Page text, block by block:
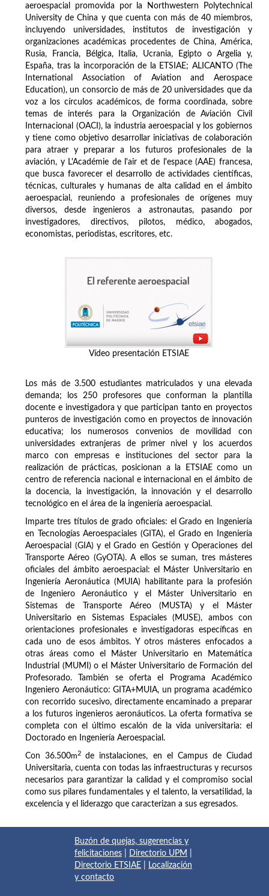
aeroespacial promovida por la Northwestern Polytechnical
University de China y que cuenta con más de 40 miembros,
incluyendo universidades, institutos de investigación y
organizaciones académicas procedentes de China, América,
Rusia, Francia, Bélgica, Italia, Ucrania, Egipto o Argelia y,
España, tras la incorporación de la ETSIAE; ALICANTO (The
International Association of Aviation and Aerospace
Education), un consorcio de más de 20 universidades que da
voz a los círculos académicos, de forma coordinada, sobre
temas de interés para la Organización de Aviación Civil
Internacional (OACI), la industria aeroespacial y los gobiernos
y tiene como objetivo desarrollar iniciativas de colaboración
para atraer y preparar a los futuros profesionales de la
aviación, y L'Académie de l'air et de l'espace (AAE) francesa,
que busca favorecer el desarrollo de actividades científicas,
técnicas, culturales y humanas de alta calidad en el ámbito
aeroespacial, reuniendo a profesionales de orígenes muy
diversos, desde ingenieros a astronautas, pasando por
investigadores, directivos, pilotos, médico, abogados,
economistas, periodistas, escritores, etc.
Vídeo presentación ETSIAE
Los más de 3.500 estudiantes matriculados y una elevada
demanda; los 250 profesores que conforman la plantilla
docente e investigadora y que participan tanto en proyectos
punteros de investigación como en proyectos de innovación
educativa; los numerosos convenios de movilidad con
universidades extranjeras de primer nivel y los acuerdos
marco con empresas e instituciones del sector para la
realización de prácticas, posicionan a la ETSIAE como un
centro de referencia nacional e internacional en el ámbito de
la docencia, la investigación, la innovación y el desarrollo
tecnológico en el área de la ingeniería aeroespacial.
Imparte tres títulos de grado oficiales: el Grado en Ingeniería
en Tecnologías Aeroespaciales (GITA), el Grado en Ingeniería
Aeroespacial (GIA) y el Grado en Gestión y Operaciones del
Transporte Aéreo (GyOTA). A ellos se suman, tres másteres
oficiales del ámbito aeroespacial: el Máster Universitario en
Ingeniería Aeronáutica (MUIA) habilitante para la profesión
de Ingeniero Aeronáutico y el Máster Universitario en
Sistemas de Transporte Aéreo (MUSTA) y el Máster
Universitario en Sistemas Espaciales (MUSE), ambos con
orientaciones profesionales e investigadoras específicas en
cada uno de esos ámbitos. Y otros másteres enfocados a
otras áreas como el Máster Universitario en Matemática
Industrial (MUMI) o el Máster Universitario de Formación del
Profesorado. También se oferta el Programa Académico
Ingeniero Aeronáutico: GITA+MUIA, un programa académico
con recorrido sucesivo, directamente encaminado a preparar
a los futuros ingenieros aeronáuticos. La oferta formativa se
completa con el último escalón de la vida universitaria: el
Doctorado en Ingeniería Aeroespacial.
Con 36.500m2
de instalaciones, en el Campus de Ciudad
Universitaria, cuenta con todas las infraestructuras y recursos
necesarios para garantizar la calidad y el compromiso social
como sus pilares fundamentales y el talento, la versatilidad, la
excelencia y el liderazgo que caracterizan a sus egresados.
Buzón de quejas, sugerencias y
felicitaciones
Directorio UPM
Directorio ETSIAE
Localización
y contacto